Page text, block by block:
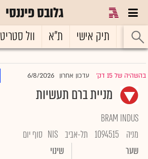
גלובס פיננסי
ראשי תיק אישי ת"א וול סטריט
בהשהיה של 15 דק' |עדכון אחרון 6/8/2026
מניית ברם תעשיות
BRAM INDUS
מניה
1094515 תל-אביב NIS סוף יום
שער
שינוי